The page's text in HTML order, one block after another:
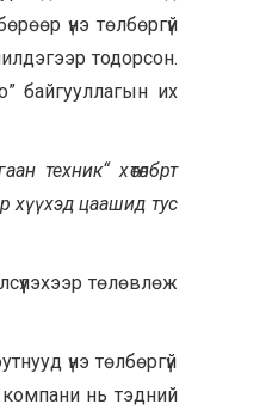
үнэ төлбөргүй
тодорсон.
байгууллагын их
техник“ хөтөлбрт
хүүхэд цаашид тус
төлөвлөж
үнэ төлбөргүй
нь тэдний